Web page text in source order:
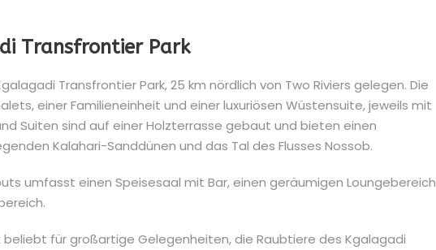
Transfrontier Park
Transfrontier Park, 25 km nördlich von Two Riviers gelegen. Die
einer Familieneinheit und einer luxuriösen Wüstensuite, jeweils mit
Suiten sind auf einer Holzterrasse gebaut und bieten einen
Kalahari-Sanddünen und das Tal des Flusses Nossob.
umfasst einen Speisesaal mit Bar, einen geräumigen Loungebereich
beliebt für großartige Gelegenheiten, die Raubtiere des Kgalagadi